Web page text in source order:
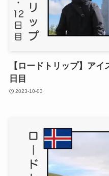
【ロードトリップ】ア
日目
2023-10-03